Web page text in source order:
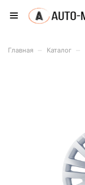
Главная Каталог